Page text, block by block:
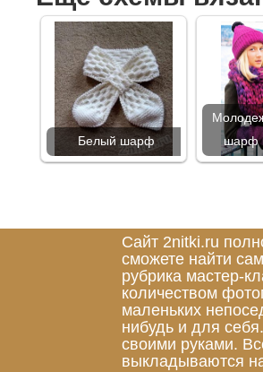
Белый шарф
шарф
Сайт 2nitki.ru
сможете найти
рубрика мастер-
количеством
маленьких
нибудь и для
своими руками.
выкладываются